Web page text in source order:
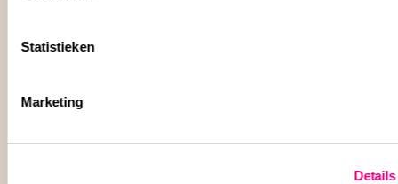
Statistieken
Marketing